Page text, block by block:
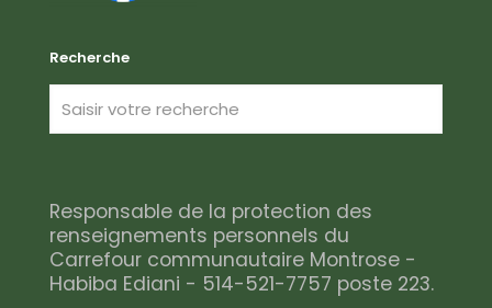
Recherche
Responsable de la protection des
renseignements personnels du
Carrefour communautaire Montrose -
Habiba Ediani - 514-521-7757 poste 223.